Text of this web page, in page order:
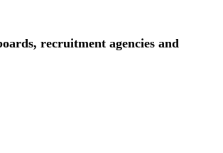
recruitment agencies and